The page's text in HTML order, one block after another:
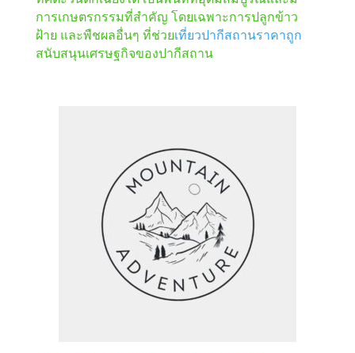
การเกษตรกรรมที่สำคัญ โดยเฉพาะการปลูกข้าว
ฝ้าย และพืชผลอื่นๆ ที่ช่วยเที่ยวปากีสถานราคาถูก
สนับสนุนเศรษฐกิจของปากีสถาน